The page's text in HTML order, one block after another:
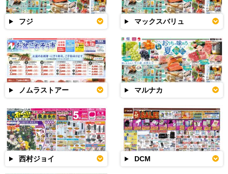
フジ マックスバリュ
ノムラストアー マルナカ
西村ジョイ DCM